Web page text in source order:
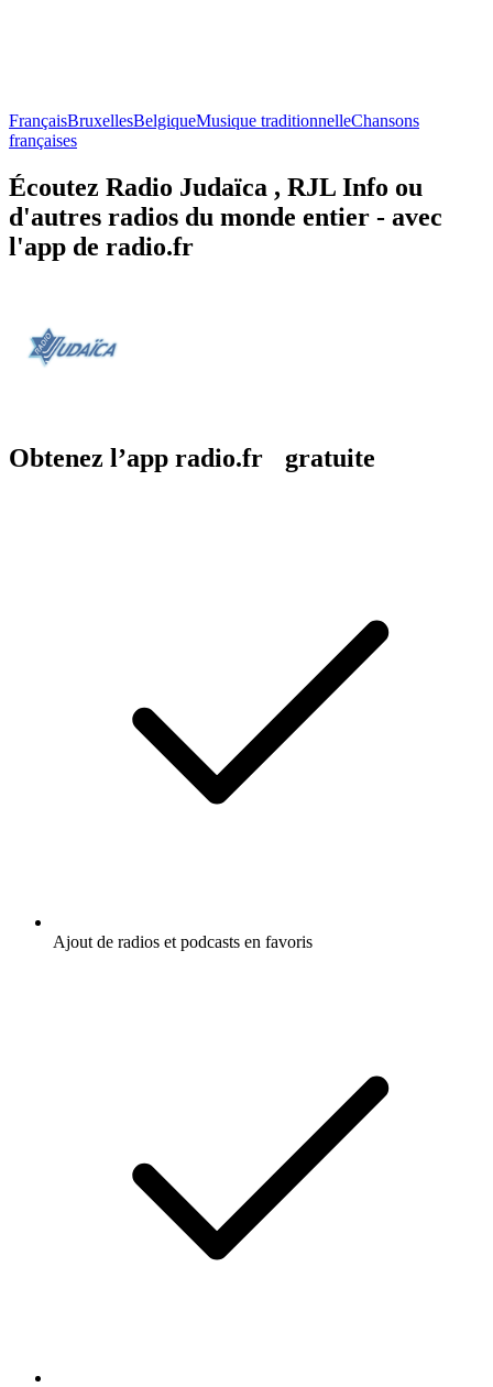
FrançaisBruxellesBelgiqueMusique traditionnelleChansons
françaises
Écoutez Radio Judaïca , RJL Info ou
d'autres radios du monde entier - avec
l'app de radio.fr
Obtenez l’app radio.fr gratuite
Ajout de radios et podcasts en favoris